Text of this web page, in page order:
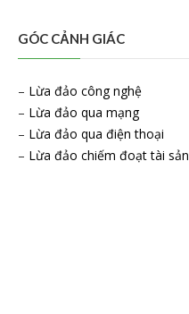
GÓC CẢNH GIÁC
– Lừa đảo công nghệ
– Lừa đảo qua mạng
– Lừa đảo qua điện thoại
– Lừa đảo chiếm đoạt tài sản